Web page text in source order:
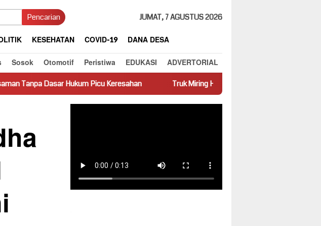
Pencarian JUMAT, 7 AGUSTUS 2026
KESEHATAN COVID-19
DANA DESA
Sosok Otomotif Peristiwa EDUKASI ADVERTORIAL
Hukum Picu Keresahan Truk Miring Hambat Arus Lalu Lintas di Jalan Panti–Simpang